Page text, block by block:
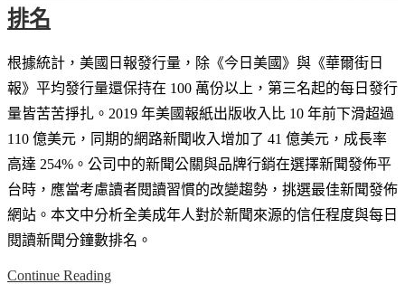
排名
根據統計，美國日報發行量，除《今日美國》與《華爾街日
報》平均發行量還保持在 100 萬份以上，第三名起的每日發行
量皆苦苦掙扎。2019 年美國報紙出版收入比 10 年前下滑超過
110 億美元，同期的網路新聞收入增加了 41 億美元，成長率
高達 254%。公司中的新聞公關與品牌行銷在選擇新聞發佈平
台時，應當考慮讀者閱讀習慣的改變趨勢，挑選最佳新聞發佈
網站。本文中分析全美成年人對於新聞來源的信任程度與每日
閱讀新聞分鐘數排名。
Continue Reading